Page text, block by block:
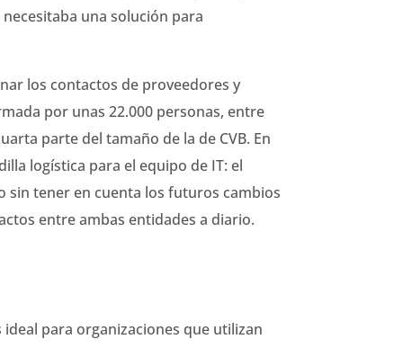
una solución para
los contactos de proveedores y
por unas 22.000 personas, entre
parte del tamaño de la de CVB. En
logística para el equipo de IT: el
sin tener en cuenta los futuros cambios
entre ambas entidades a diario.
para organizaciones que utilizan